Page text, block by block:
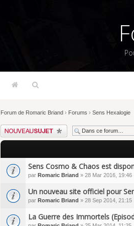
Forum de Romaric Briand › Forums › Sens Hexalogie
Écrire un nouveau sujet
Sens Cosmo & Chaos est
par Romaric Briand » 28 Mar 2016, 19:46
Un nouveau site officiel pour
par Romaric Briand » 28 Sep 2014, 21:15
La Guerre des Immortels